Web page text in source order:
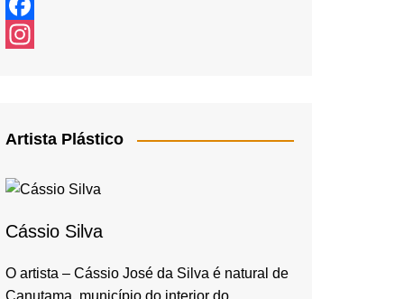
F
b
o
k
t
a
r
a
m
Artista Plástico
Cássio Silva
O artista – Cássio José da Silva é natural de
Canutama, município do interior do